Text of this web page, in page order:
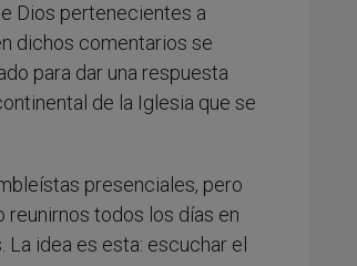
Dios pertenecientes a
dichos comentarios se
para dar una respuesta
de la Iglesia que se
presenciales, pero
reunirnos todos los días en
idea es esta: escuchar el